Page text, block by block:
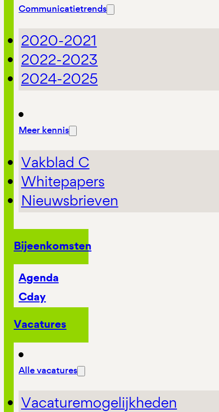
Communicatietrends
2020-2021
2022-2023
2024-2025
Meer kennis
Vakblad C
Whitepapers
Nieuwsbrieven
Bijeenkomsten
Agenda
Cday
Vacatures
Alle vacatures
Vacaturemogelijkheden